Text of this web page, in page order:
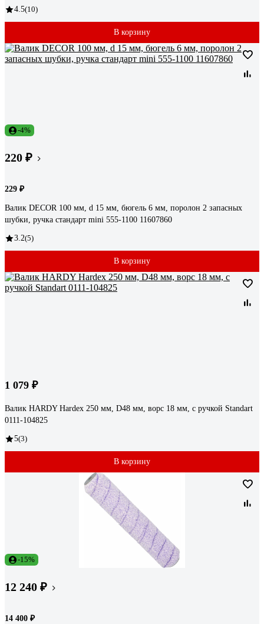
4.5(10)
В корзину
-4%
220 ₽
229 ₽
Валик DECOR 100 мм, d 15 мм, бюгель 6 мм, поролон 2 запасных
шубки, ручка стандарт mini 555-1100 11607860
3.2(5)
В корзину
1 079 ₽
Валик HARDY Hardex 250 мм, D48 мм, ворс 18 мм, с ручкой Standart
0111-104825
5(3)
В корзину
-15%
12 240 ₽
14 400 ₽